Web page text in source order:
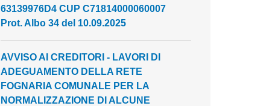
63139976D4 CUP C71814000060007
Prot. Albo 34 del 10.09.2025
AVVISO AI CREDITORI - LAVORI DI
ADEGUAMENTO DELLA RETE
FOGNARIA COMUNALE PER LA
NORMALIZZAZIONE DI ALCUNE